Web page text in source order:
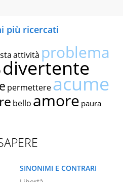
più ricercati
attività problema
divertente
permettereacume
bello amore paura
SINONIMI E CONTRARI